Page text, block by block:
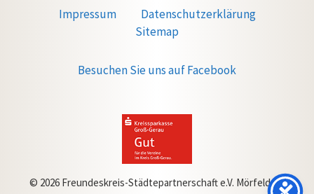
Impressum
Datenschutzerklärung
Sitemap
Besuchen Sie uns auf Facebook
© 2026 Freundeskreis-Städtepartnerschaft e.V. Mörfelden-